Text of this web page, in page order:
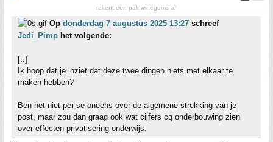
rekent een pak winegums af
Op donderdag 7 augustus 2025 13:27 schreef
Jedi_Pimp het volgende:
[..]
Ik hoop dat je inziet dat deze twee dingen niets met elkaar te
maken hebben?
Ben het niet per se oneens over de algemene strekking van je
post, maar zou dan graag ook wat cijfers cq onderbouwing zien
over effecten privatisering onderwijs.